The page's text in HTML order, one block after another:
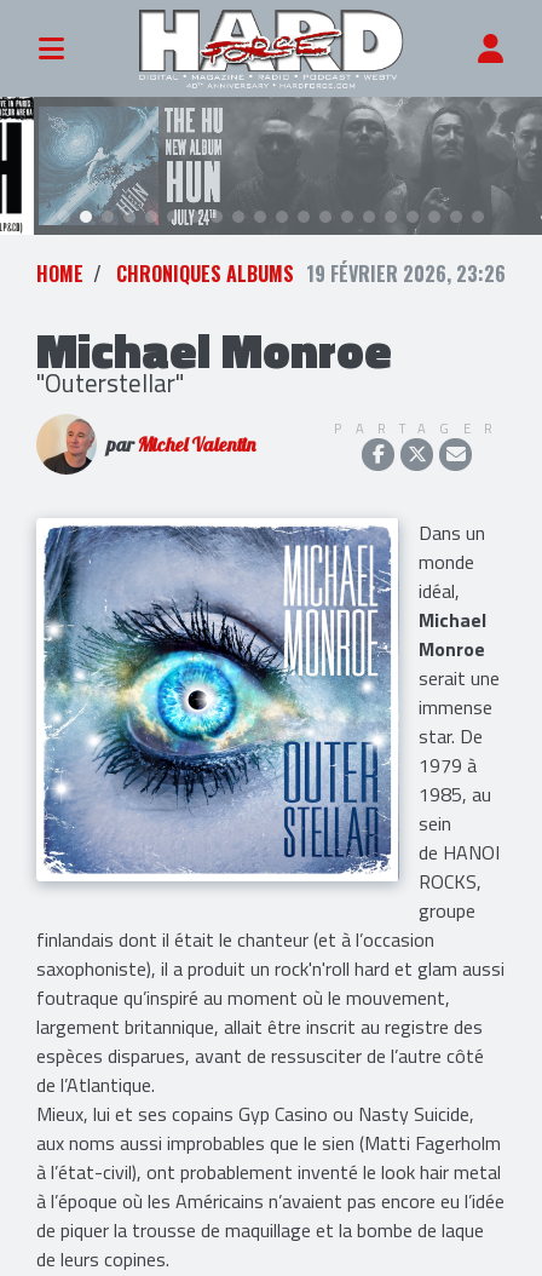
HOME CHRONIQUES ALBUMS 19 FÉVRIER 2026, 23:26
Michael Monroe
"Outerstellar"
parMichel Valentin
PARTAGER
Dans un
monde
idéal,
Michael
Monroe
serait une
immense
star. De
1979 à
1985, au
sein
de HANOI
ROCKS,
groupe
finlandais dont il était le chanteur (et à l’occasion
saxophoniste), il a produit un rock'n'roll hard et glam aussi
foutraque qu’inspiré au moment où le mouvement,
largement britannique, allait être inscrit au registre des
espèces disparues, avant de ressusciter de l’autre côté
de l’Atlantique.
Mieux, lui et ses copains Gyp Casino ou Nasty Suicide,
aux noms aussi improbables que le sien (Matti Fagerholm
à l’état-civil), ont probablement inventé le look hair metal
à l’époque où les Américains n’avaient pas encore eu l’idée
de piquer la trousse de maquillage et la bombe de laque
de leurs copines.